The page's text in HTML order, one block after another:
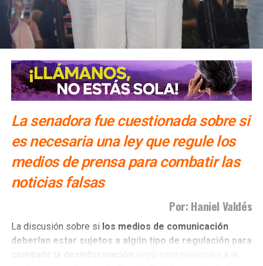
La senadora fue cuestionada sobre si
es necesaria una ley que regule los
medios de prensa para combatir las
noticias falsas
Por: Haniel Valdés
La discusión sobre si los medios de comunicación
deberían estar sujetos a algún tipo de regulación para